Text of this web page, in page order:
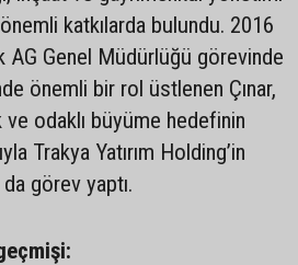
katkılarda bulundu. 2016
AG Genel Müdürlüğü görevinde
önemli bir rol üstlenen Çınar,
odaklı büyüme hedefinin
Trakya Yatırım Holding’in
görev yaptı.